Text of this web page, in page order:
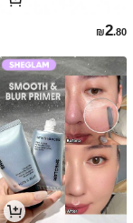
₪2.80